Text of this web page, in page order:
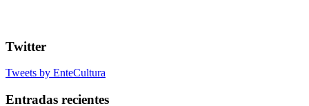
Twitter
Tweets by EnteCultura
Entradas recientes